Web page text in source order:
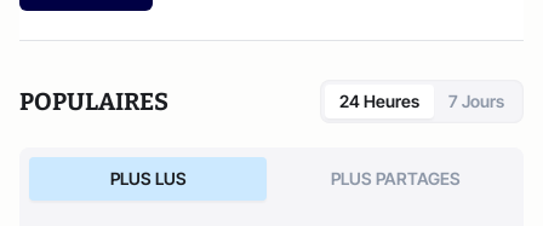
POPULAIRES 24 Heures 7 Jours
PLUS LUS PLUS PARTAGES